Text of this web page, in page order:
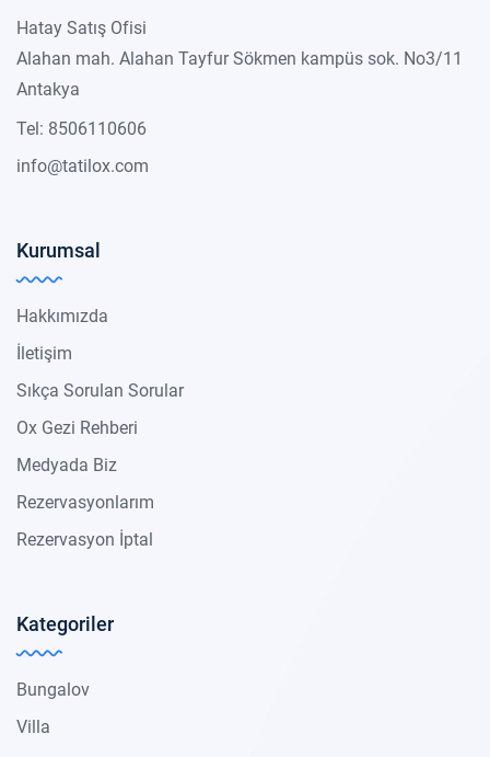
Hatay Satış Ofisi
Alahan mah. Alahan Tayfur Sökmen kampüs sok. No3/11
Antakya
Tel: 8506110606
info@tatilox.com
Kurumsal
Hakkımızda
İletişim
Sıkça Sorulan Sorular
Ox Gezi Rehberi
Medyada Biz
Rezervasyonlarım
Rezervasyon İptal
Kategoriler
Bungalov
Villa